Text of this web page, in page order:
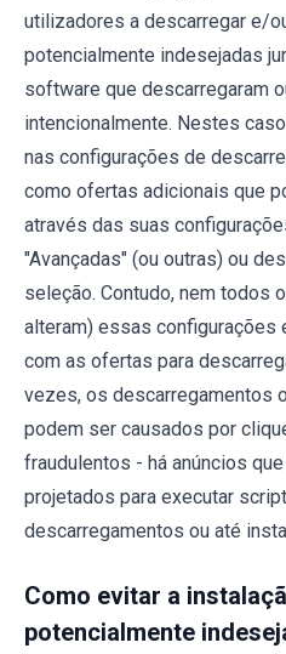
utilizadores a descarregar e/
potencialmente indesejadas
software que descarregaram
intencionalmente. Nestes
nas configurações de
como ofertas adicionais que
através das suas
"Avançadas" (ou outras) ou
seleção. Contudo, nem todos
alteram) essas configurações
com as ofertas para
vezes, os descarregamentos
podem ser causados ​​por
fraudulentos - há anúncios
projetados para executar
descarregamentos ou até
Como evitar a
potencialmente